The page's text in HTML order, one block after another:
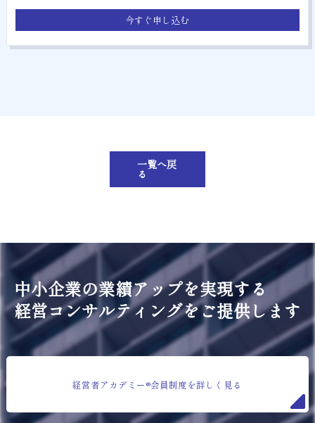
今すぐ申し込む
一覧へ戻
る
中小企業の業績アップを実現する
経営コンサルティングをご提供します
経営者アカデミー®会員制度を詳しく見る